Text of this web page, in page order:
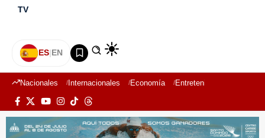
TV
ES|EN
Nacionales Internacionales Economía Entretenimiento